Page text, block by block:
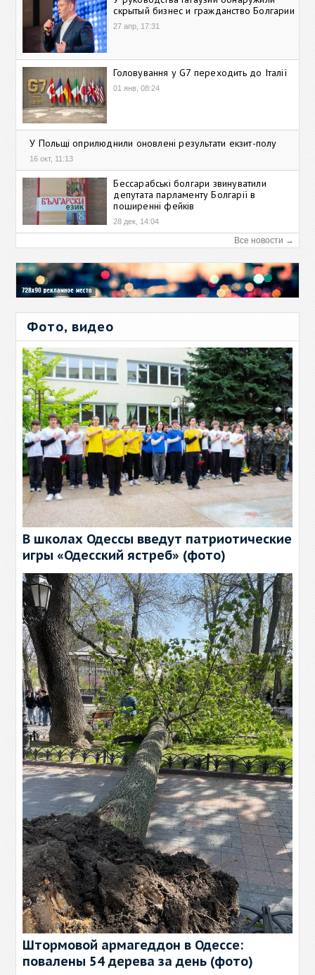
скрытый бизнес и гражданство Болгарии
27 апр, 17:31
Головування у G7 переходить до Італії
01 янв, 08:24
У Польщі оприлюднили оновлені результати екзит-полу
16 окт, 11:13
Бессарабські болгари звинуватили
депутата парламенту Болгарії в
поширенні фейків
28 дек, 14:04
Все новости →
Фото, видео
В школах Одессы введут патриотические
игры «Одесский ястреб» (фото)
Штормовой армагеддон в Одессе:
повалены 54 дерева за день (фото)